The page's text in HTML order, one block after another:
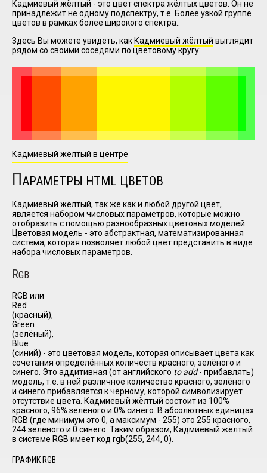
read and
accept the
terms and
conditions
Кадмиевый жёлтый - это цвет спектра жёлтых цветов. Он не
принадлежит не одному подспектру, т.е. Более узкой группе
цветов в рамках более широкого спектра..
Здесь Вы можете увидеть, как Кадмиевый жёлтый выглядит
рядом со своими соседями по цветовому кругу:
Кадмиевый жёлтый в центре
ПАРАМЕТРЫ HTML ЦВЕТОВ
Кадмиевый жёлтый, так же как и любой другой цвет,
является набором числовых параметров, которые можно
отобразить с помощью разнообразных цветовых моделей.
Цветовая модель - это абстрактная, математизированная
система, которая позволяет любой цвет представить в виде
набора числовых параметров.
RGB
RGB или
Red
(красный),
Green
(зелёный),
Blue
(синий) - это цветовая модель, которая описывает цвета как
сочетания определённых количеств красного, зелёного и
синего. Это аддитивная (от английского to add- прибавлять)
модель, т.е. в ней различное количество красного, зелёного
и синего прибавляется к чёрному, которой символизирует
отсутствие цвета. Кадмиевый жёлтый состоит из 100%
красного, 96% зелёного и 0% синего. В абсолютных единицах
RGB (где минимум это 0, а максимум - 255) это 255 красного,
244 зелёного и 0 синего. Таким образом, Кадмиевый жёлтый
в системе RGB имеет код rgb(255, 244, 0).
ГРАФИК RGB